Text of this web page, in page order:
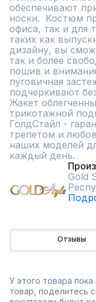
обеспечивают
носки.  Костюм
офиса, так и для
таких как
дизайну, вы
так и более
пошив и
пуговичная
подчеркивают
Жакет
трикотажной
ГолдСтайл -
трепетом и
наших моделей
каждый день.
Gold
Отзывы
У этого товара
товар, поделитесь